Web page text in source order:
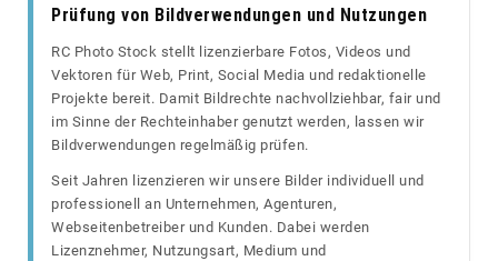
Prüfung von Bildverwendungen und Nutzungen
RC Photo Stock stellt lizenzierbare Fotos, Videos und
Vektoren für Web, Print, Social Media und redaktionelle
Projekte bereit. Damit Bildrechte nachvollziehbar, fair und
im Sinne der Rechteinhaber genutzt werden, lassen wir
Bildverwendungen regelmäßig prüfen.
Seit Jahren lizenzieren wir unsere Bilder individuell und
professionell an Unternehmen, Agenturen,
Webseitenbetreiber und Kunden. Dabei werden
Lizenznehmer, Nutzungsart, Medium und